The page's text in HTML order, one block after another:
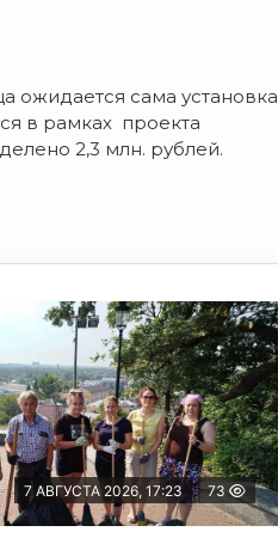
ожидается сама установка
в рамках проекта
2,3 млн. рублей.
7 АВГУСТА 2026, 17:23 73